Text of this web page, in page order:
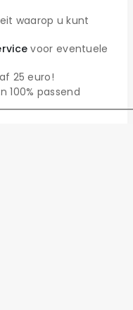
waarop u kunt
voor eventuele
25 euro!
100% passend